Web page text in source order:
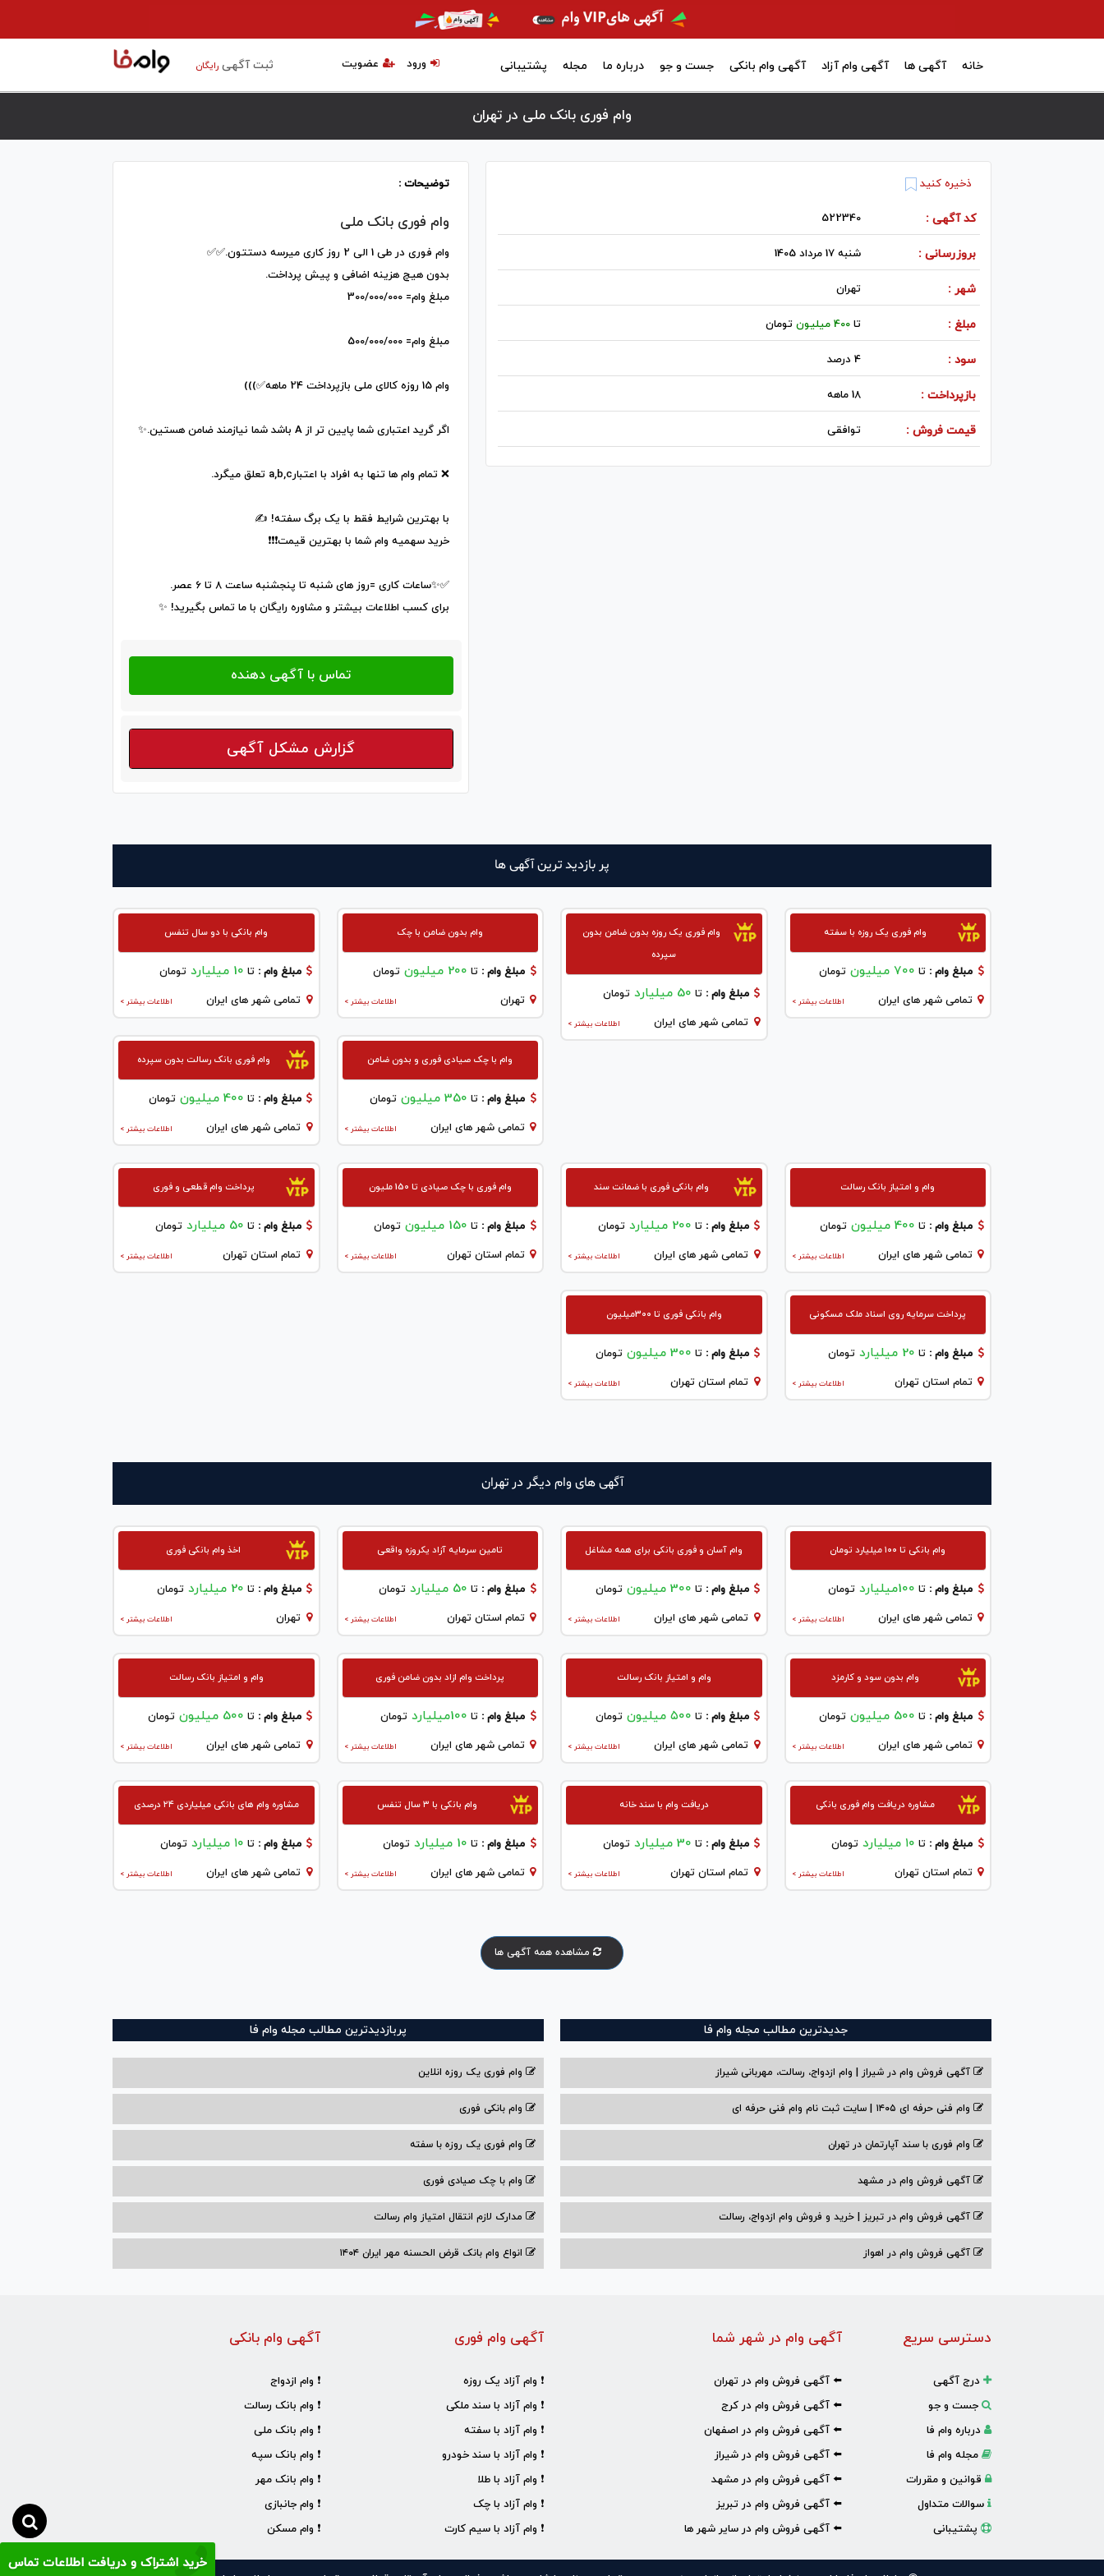
ثبت آگهیرایگان عضویت ورود خانه آگهی ها آگهی وام آزاد آگهی وام بانکی جست و جو درباره ما مجله پشتیبانی
وام فوری بانک ملی در تهران
خرید اشتراک و دریافت اطلاعات تماس
ذخیره کنید
کد آگهی : 522340
بروزرسانی : شنبه 17 مرداد 1405
شهر : تهران
مبلغ : تا400 میلیون تومان
سود : 4 درصد
بازپرداخت : 18 ماهه
قیمت فروش : توافقی
توضیحات :
وام فوری بانک ملی
وام فوری در طی 1 الی 2 روز کاری میرسه دستتون.✅️✅️
بدون هیچ هزینه اضافی و پیش پرداخت.
مبلغ وام= 300/000/000
مبلغ وام= 500/000/000
وام 15 روزه کالای ملی بازپرداخت 24 ماهه✅️)))
اگر گرید اعتباری شما پایین تر از A باشد شما نیازمند ضامن هستین.✨️
❌️ تمام وام ها تنها به افراد با اعتبارa,b,c تعلق میگرد.
با بهترین شرایط فقط با یک برگ سفته! ✍️
خرید سهمیه وام شما با بهترین قیمت❗️❗️❗️
✅️✨️ساعات کاری =روز های شنبه تا پنجشنبه ساعت 8 تا 6 عصر.
برای کسب اطلاعات بیشتر و مشاوره رایگان با ما تماس بگیرید! ✨
گزارش مشکل آگهی
پر بازدید ترین آگهی ها
وام فوری یک روزه با سفته
مبلغ وام : تا 700 میلیون تومان
اطلاعات بیشتر > تمامی شهر های ایران
وام فوری یک روزه بدون ضامن بدون
سپرده
مبلغ وام :تا 50 میلیارد تومان
اطلاعات بیشتر > تمامی شهر های ایران
وام بدون ضامن با چک
مبلغ وام : تا 200 میلیون تومان
اطلاعات بیشتر > تهران
وام بانکی با دو سال تنفس
مبلغ وام :تا 10 میلیارد تومان
اطلاعات بیشتر > تمامی شهر های ایران
وام با چک صیادی فوری و بدون ضامن
مبلغ وام : تا 350 میلیون تومان
اطلاعات بیشتر > تمامی شهر های ایران
وام فوری بانک رسالت بدون سپرده
مبلغ وام :تا 400 میلیون تومان
اطلاعات بیشتر > تمامی شهر های ایران
وام و امتیاز بانک رسالت
مبلغ وام : تا 400 میلیون تومان
اطلاعات بیشتر > تمامی شهر های ایران
وام بانکی فوری با ضمانت سند
مبلغ وام :تا 200 میلیارد تومان
اطلاعات بیشتر > تمامی شهر های ایران
وام فوری با چک صیادی تا 150 ملیون
مبلغ وام : تا 150 میلیون تومان
اطلاعات بیشتر > تمام استان تهران
پرداخت وام قطعی و فوری
مبلغ وام :تا 50 میلیارد تومان
اطلاعات بیشتر > تمام استان تهران
پرداخت سرمایه روی اسناد ملک مسکونی
مبلغ وام : تا 20 میلیارد تومان
اطلاعات بیشتر > تمام استان تهران
وام بانکی فوری تا 300میلیون
مبلغ وام :تا 300 میلیون تومان
اطلاعات بیشتر > تمام استان تهران
آگهی های وام دیگر در تهران
وام بانکی تا ۱۰۰ میلیارد تومان
مبلغ وام : تا 100میلیارد تومان
اطلاعات بیشتر > تمامی شهر های ایران
وام آسان و فوری بانکی برای همه مشاغل
مبلغ وام :تا 300 میلیون تومان
اطلاعات بیشتر > تمامی شهر های ایران
تامین سرمایه آزاد یکروزه واقعی
مبلغ وام : تا 50 میلیارد تومان
اطلاعات بیشتر > تمام استان تهران
اخذ وام بانکی فوری
مبلغ وام :تا 20 میلیارد تومان
اطلاعات بیشتر > تهران
وام بدون سود و کارمزد
مبلغ وام : تا 500 میلیون تومان
اطلاعات بیشتر > تمامی شهر های ایران
وام و امتیاز بانک رسالت
مبلغ وام :تا ۵۰۰ میلیون تومان
اطلاعات بیشتر > تمامی شهر های ایران
پرداخت وام ازاد بدون ضامن فوری
مبلغ وام : تا 100میلیارد تومان
اطلاعات بیشتر > تمامی شهر های ایران
وام و امتیاز بانک رسالت
مبلغ وام :تا 500 میلیون تومان
اطلاعات بیشتر > تمامی شهر های ایران
مشاوره دریافت وام فوری بانکی
مبلغ وام : تا ۱۰ میلیارد تومان
اطلاعات بیشتر > تمام استان تهران
دریافت وام با سند خانه
مبلغ وام :تا 30 میلیارد تومان
اطلاعات بیشتر > تمام استان تهران
وام بانکی با ۳ سال تنفس
مبلغ وام : تا 10 میلیارد تومان
اطلاعات بیشتر > تمامی شهر های ایران
مشاوره وام های بانکی میلیاردی ۲۴ درصدی
مبلغ وام :تا ۱۰ میلیارد تومان
اطلاعات بیشتر > تمامی شهر های ایران
مشاهده همه آگهی ها
جدیدترین مطالب مجله وام فا
آگهی فروش وام در شیراز | وام ازدواج، رسالت، مهربانی شیراز
وام فنی حرفه ای ۱۴۰۵ | سایت ثبت نام وام فنی حرفه ای
وام فوری با سند آپارتمان در تهران
آگهی فروش وام در مشهد
آگهی فروش وام در تبریز | خرید و فروش وام ازدواج، رسالت
آگهی فروش وام در اهواز
پربازدیدترین مطالب مجله وام فا
وام فوری یک روزه انلاین
وام بانکی فوری
وام فوری یک روزه با سفته
وام با‌ چک صیادی‌ فوری
مدارک لازم انتقال امتیاز وام رسالت
انواع وام بانک قرض الحسنه مهر ایران ۱۴۰۴
آگهی وام بانکی
❗ وام ازدواج
❗ وام بانک رسالت
❗ وام بانک ملی
❗ وام بانک سپه
❗ وام بانک مهر
❗ وام جانبازی
❗ وام مسکن
آگهی وام فوری
❗ وام آزاد یک روزه
❗ وام آزاد با سند ملکی
❗ وام آزاد با سفته
❗ وام آزاد با سند خودرو
❗ وام آزاد با طلا
❗ وام آزاد با چک
❗ وام آزاد با سیم کارت
آگهی وام در شهر شما
⬅️ آگهی فروش وام در تهران
⬅️ آگهی فروش وام در کرج
⬅️ آگهی فروش وام در اصفهان
⬅️ آگهی فروش وام در شیراز
⬅️ آگهی فروش وام در مشهد
⬅️ آگهی فروش وام در تبریز
⬅️ آگهی فروش وام در سایر شهر ها
دسترسی سریع
درج آگهی
جست و جو
درباره وام فا
مجله وام فا
قوانین و مقررات
سوالات متداول
پشتیبانی